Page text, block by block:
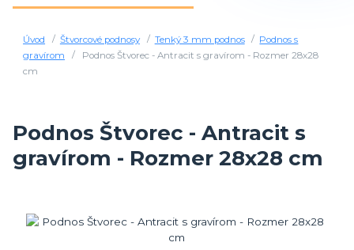
Úvod Štvorcové podnosy Tenký 3 mm podnos
Podnos s
gravírom
Podnos Štvorec - Antracit s gravírom - Rozmer 28x28
cm
Podnos Štvorec - Antracit s
gravírom - Rozmer 28x28 cm